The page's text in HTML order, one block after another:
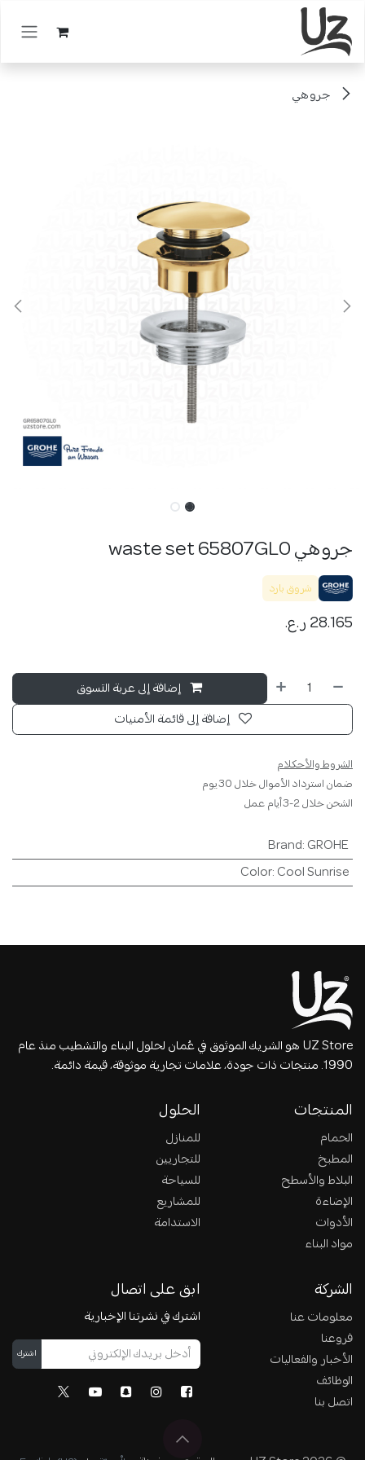
تخطي للذهاب إلى المحتوى
جروهي
جروهي waste set 65807GL0
شروق بارد
28.165ر.ع.
إضافة إلى عربة التسوق
إضافة إلى قائمة الأمنيات
الشروط والأحكلام
ضمان استرداد الأموال خلال 30 يوم
الشحن خلال 2-3 أيام عمل
Brand:GROHE
Color:Cool Sunrise
UZ Store هو الشريك الموثوق في عُمان لحلول البناء والتشطيب منذ عام
1990. منتجات ذات جودة، علامات تجارية موثوقة، قيمة دائمة.
المنتجات
الحمام
المطبخ
البلاط والأسطح
الإضاءة
الأدوات
مواد البناء
الحلول
للمنازل
للتجاريين
للسياحة
للمشاريع
الاستدامة
الشركة
معلومات عنا
فروعنا
الأخبار والفعاليات
الوظائف
اتصل بنا
ابق على اتصال
اشترك في نشرتنا الإخبارية
اشترك